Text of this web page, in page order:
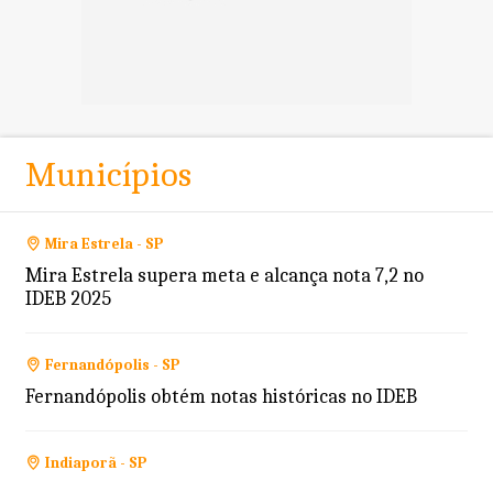
Municípios
Mira Estrela - SP
Mira Estrela supera meta e alcança nota 7,2 no
IDEB 2025
Fernandópolis - SP
Fernandópolis obtém notas históricas no IDEB
Indiaporã - SP